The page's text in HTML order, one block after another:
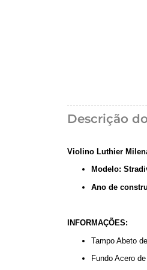
Descrição
Violino Luthier
Modelo:
Ano de
INFORMAÇÕES:
Tampo Abeto
Fundo Acero